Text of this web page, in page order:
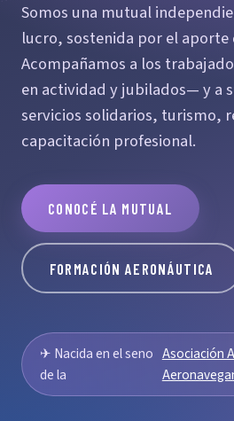
Somos una mutual
lucro, sostenida por el aporte
Acompañamos a los
en actividad y jubilados— y a
servicios solidarios, turismo,
capacitación profesional.
CONOCÉ LA MUTUAL
FORMACIÓN AERONÁUTICA
✈ Nacida en el seno
de la
Asociación